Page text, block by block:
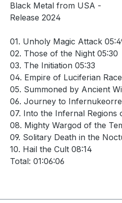
Black Metal from USA -
Release 2024
01. Unholy Magic Attack
02. Those of the Night 05:30
03. The Initiation 05:33
04. Empire of Luciferian
05. Summoned by Ancient
06. Journey to
07. Into the Infernal Regions
08. Mighty Wargod of the
09. Solitary Death in the
10. Hail the Cult 08:14
Total: 01:06:06